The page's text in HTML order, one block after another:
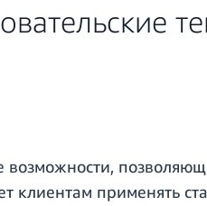
клиентам применять